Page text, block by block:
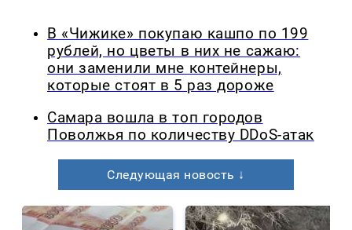
В «Чижике» покупаю кашпо по 199
рублей, но цветы в них не сажаю:
они заменили мне контейнеры,
которые стоят в 5 раз дороже
Самара вошла в топ городов
Поволжья по количеству DDoS-атак
Следующая новость ↓